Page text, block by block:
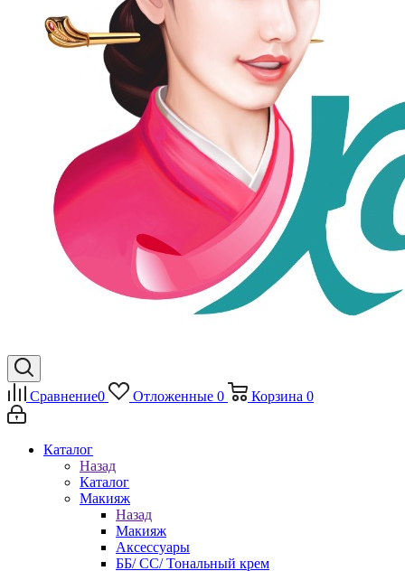
Сравнение0 Отложенные 0 Корзина 0
Каталог
Назад
Каталог
Макияж
Назад
Макияж
Аксессуары
ББ/ СС/ Тональный крем